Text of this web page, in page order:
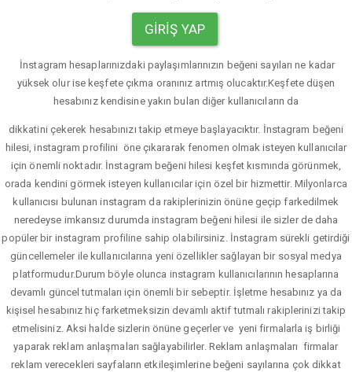
GIRIŞ YAP
İnstagram hesaplarınızdaki paylaşımlarınızın beğeni sayıları ne kadar
yüksek olur ise keşfete çıkma oranınız artmış olucaktır.Keşfete düşen
hesabınız kendisine yakın bulan diğer kullanıcıların da
dikkatini çekerek hesabınızı takip etmeye başlayacıktır. İnstagram beğeni
hilesi, instagram profilini öne çıkararak fenomen olmak isteyen kullanıcılar
için önemli noktadır. İnstagram beğeni hilesi keşfet kısmında görünmek,
orada kendini görmek isteyen kullanıcılar için özel bir hizmettir. Milyonlarca
kullanıcısı bulunan instagram da rakiplerinizin önüne geçip farkedilmek
neredeyse imkansız durumda instagram beğeni hilesi ile sizler de daha
popüler bir instagram profiline sahip olabilirsiniz. İnstagram sürekli getirdiği
güncellemeler ile kullanıcılarına yeni özellikler sağlayan bir sosyal medya
platformudur.Durum böyle olunca instagram kullanıcılarının hesaplarına
devamlı güncel tutmaları için önemli bir sebeptir. İşletme hesabınız ya da
kişisel hesabınız hiç farketmeksizin devamlı aktif tutmalı rakiplerinizi takip
etmelisiniz. Aksi halde sizlerin önüne geçerler ve yeni firmalarla iş birliği
yaparak reklam anlaşmaları sağlayabilirler. Reklam anlaşmaları firmalar
reklam verecekleri sayfaların etkileşimlerine beğeni sayılarına çok dikkat